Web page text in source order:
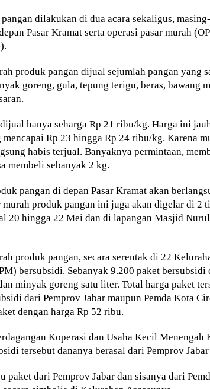
dilakukan di dua acara sekaligus,
Pasar Kramat serta operasi pasar murah
produk pangan dijual sejumlah pangan yang
goreng, gula, tepung terigu, beras, bawang
hanya seharga Rp 21 ribu/kg. Harga ini
Rp 23 hingga Rp 24 ribu/kg. Karena
habis terjual. Banyaknya permintaan,
membeli sebanyak 2 kg.
pangan di depan Pasar Kramat akan
murah produk pangan ini juga akan digelar di
20 hingga 22 Mei dan di lapangan Masjid
produk pangan, secara serentak di 22
bersubsidi. Sebanyak 9.200 paket
minyak goreng satu liter. Total harga paket
dari Pemprov Jabar maupun Pemda Kota
dengan harga Rp 52 ribu.
Koperasi dan Usaha Kecil
tersebut dananya berasal dari Pemprov
paket dari Pemprov Jabar dan sisanya dari